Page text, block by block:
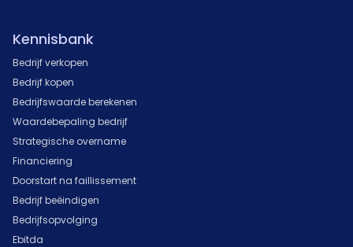
Kennisbank
Bedrijf verkopen
Bedrijf kopen
Bedrijfswaarde berekenen
Waardebepaling bedrijf
Strategische overname
Financiering
Doorstart na faillissement
Bedrijf beëindigen
Bedrijfsopvolging
Ebitda